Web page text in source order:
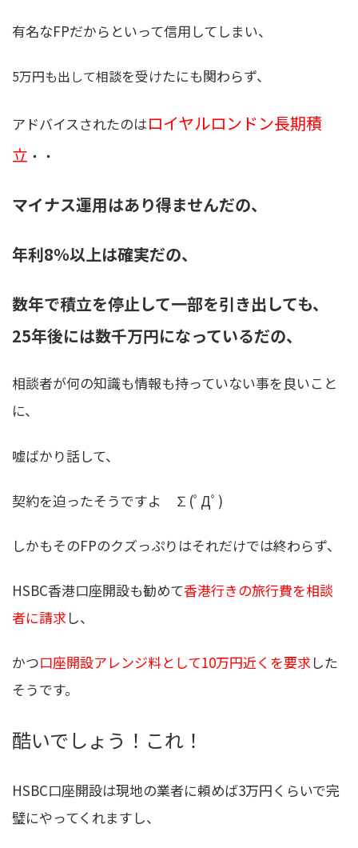
有名なFPだからといって信用してしまい、
5万円も出して相談を受けたにも関わらず、
アドバイスされたのはロイヤルロンドン長期積
立 ・・
マイナス運用はあり得ませんだの、
年利8％以上は確実だの、
数年で積立を停止して一部を引き出しても、
25年後には数千万円になっているだの、
相談者が何の知識も情報も持っていない事を良いこと
に、
嘘ばかり話して、
契約を迫ったそうですよ ∑(ﾟДﾟ)
しかもそのFPのクズっぷりはそれだけでは終わらず、
HSBC香港口座開設も勧めて香港行きの旅行費を相談
者に請求 し、
かつ口座開設アレンジ料として10万円近くを要求 した
そうです。
酷いでしょう！これ！
HSBC口座開設は現地の業者に頼めば3万円くらいで完
璧にやってくれます し、